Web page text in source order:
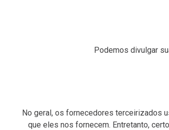
Podemos divulgar
No geral, os fornecedores terceirizados
que eles nos fornecem. Entretanto,